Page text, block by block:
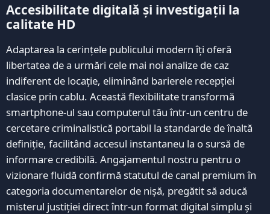
Accesibilitate digitală și investigații la
calitate HD
Adaptarea la cerințele publicului modern îți oferă
libertatea de a urmări cele mai noi analize de caz
indiferent de locație, eliminând barierele recepției
clasice prin cablu. Această flexibilitate transformă
smartphone-ul sau computerul tău într-un centru de
cercetare criminalistică portabil la standarde de înaltă
definiție, facilitând accesul instantaneu la o sursă de
informare credibilă. Angajamentul nostru pentru o
vizionare fluidă confirmă statutul de canal premium în
categoria documentarelor de nișă, pregătit să aducă
misterul justiției direct într-un format digital simplu și